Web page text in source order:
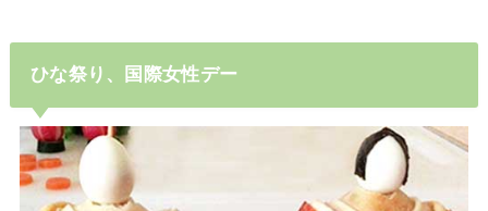
ひな祭り、国際女性デー